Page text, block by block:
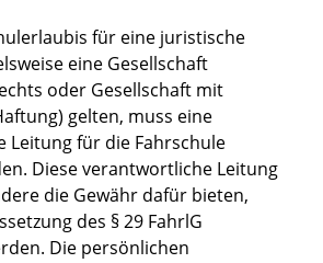
für eine juristische
eine Gesellschaft
oder Gesellschaft mit
gelten, muss eine
Leitung für die Fahrschule
Diese verantwortliche Leitung
die Gewähr dafür bieten,
des § 29 FahrlG
Die persönlichen